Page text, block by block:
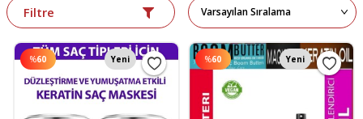
Filtre
%60 Yeni %60 Yeni